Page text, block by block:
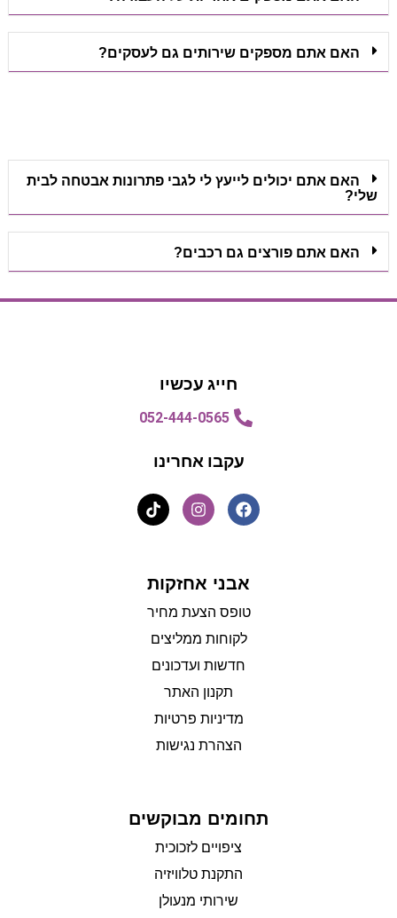
האם אתם מספקים שירותים גם לעסקים?
האם אתם יכולים לייעץ לי לגבי פתרונות אבטחה לבית
שלי?
האם אתם פורצים גם רכבים?
חייג עכשיו
052-444-0565
עקבו אחרינו
אבני אחזקות
טופס הצעת מחיר
לקוחות ממליצים
חדשות ועדכונים
תקנון האתר
מדיניות פרטיות
הצהרת נגישות
תחומים מבוקשים
ציפויים לזכוכית
התקנת טלוויזיה
שירותי מנעולן